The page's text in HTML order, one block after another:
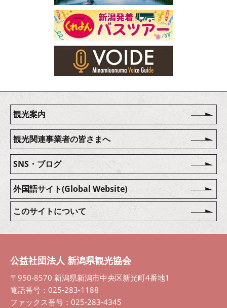
観光案内
観光関連事業者の皆さまへ
SNS・ブログ
外国語サイト(Global Website)
このサイトについて
公益社団法人 新潟県観光協会
〒950-8570 新潟県新潟市中央区新光町4番地1
電話番号：025-283-1188
ファックス番号：025-283-4345